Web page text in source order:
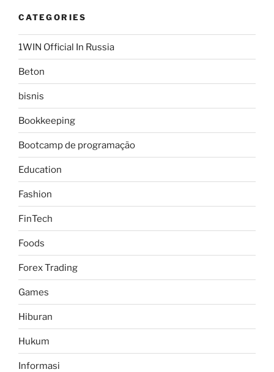
CATEGORIES
1WIN Official In Russia
Beton
bisnis
Bookkeeping
Bootcamp de programação
Education
Fashion
FinTech
Foods
Forex Trading
Games
Hiburan
Hukum
Informasi